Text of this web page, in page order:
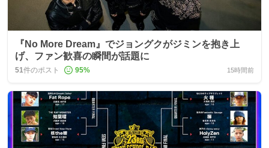
『No More Dream』でジョングクがジミンを抱き上
げ、ファン歓喜の瞬間が話題に
51件のポスト 95% 15時間前